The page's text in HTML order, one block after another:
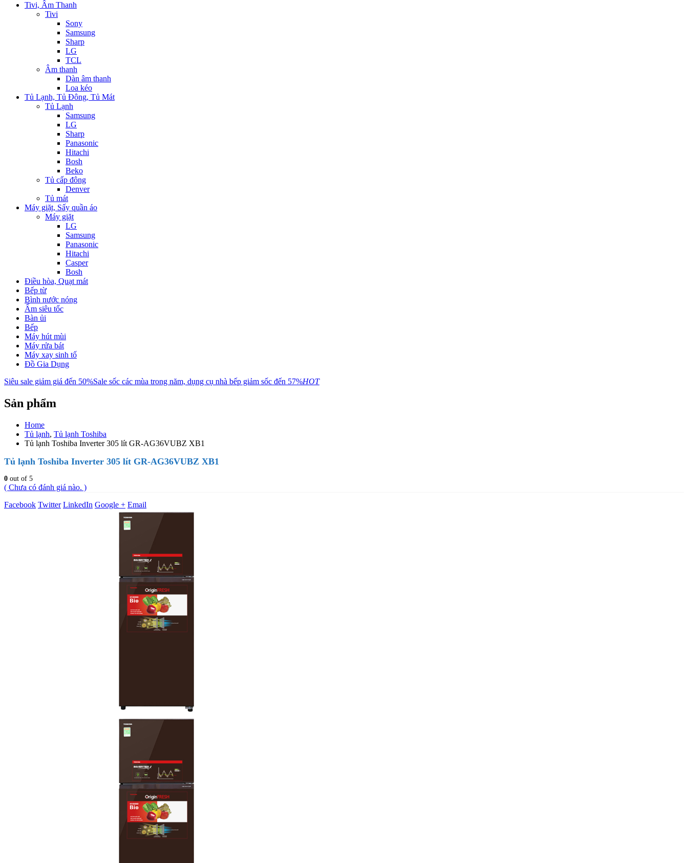
Tivi, Âm Thanh
Tivi
Sony
Samsung
Sharp
LG
TCL
Âm thanh
Dàn âm thanh
Loa kéo
Tủ Lạnh, Tủ Đông, Tủ Mát
Tủ Lạnh
Samsung
LG
Sharp
Panasonic
Hitachi
Bosh
Beko
Tủ cấp đông
Denver
Tủ mát
Máy giặt, Sấy quần áo
Máy giặt
LG
Samsung
Panasonic
Hitachi
Casper
Bosh
Điều hòa, Quạt mát
Bếp từ
Bình nước nóng
Ấm siêu tốc
Bàn ủi
Bếp
Máy hút mùi
Máy rửa bát
Máy xay sinh tố
Đồ Gia Dụng
Siêu sale giảm giá đến 50%Sale sốc các mùa trong năm, dụng cụ nhà bếp giảm sốc đến 57%HOT
Sản phẩm
Home
Tủ lạnh, Tủ lạnh Toshiba
Tủ lạnh Toshiba Inverter 305 lít GR-AG36VUBZ XB1
Tủ lạnh Toshiba Inverter 305 lít GR-AG36VUBZ XB1
0 out of 5
( Chưa có đánh giá nào. )
Facebook Twitter LinkedIn Google + Email